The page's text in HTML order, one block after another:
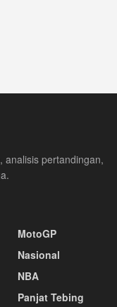
analisis pertandingan,
MotoGP
Nasional
NBA
Panjat Tebing